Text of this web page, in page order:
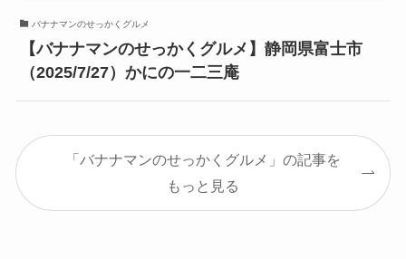
バナナマンのせっかくグルメ
【バナナマンのせっかくグルメ】静岡県富士市
（2025/7/27）かにの一二三庵
「バナナマンのせっかくグルメ」の記事を
もっと見る